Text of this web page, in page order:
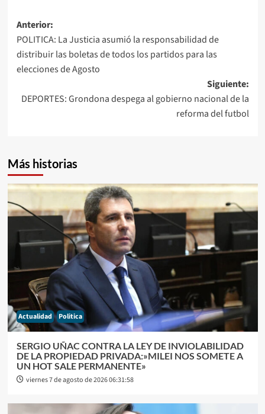
Navegación
de
entradas
Anterior:
POLITICA: La Justicia asumió la responsabilidad de
distribuir las boletas de todos los partidos para las
elecciones de Agosto
Siguiente:
DEPORTES: Grondona despega al gobierno nacional de la
reforma del futbol
Más historias
Actualidad Politica
SERGIO UÑAC CONTRA LA LEY DE INVIOLABILIDAD
DE LA PROPIEDAD PRIVADA:»MILEI NOS SOMETE A
UN HOT SALE PERMANENTE»
viernes 7 de agosto de 2026 06:31:58